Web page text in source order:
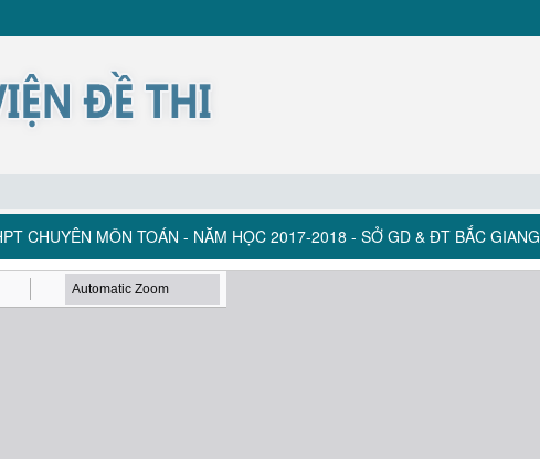
CHUYÊN MÔN TOÁN - NĂM HỌC 2017-2018 - SỞ GD & ĐT BẮC GIANG